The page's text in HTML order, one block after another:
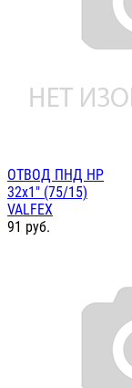
ОТВОД ПНД НР
32х1" (75/15)
VALFEX
91 руб.